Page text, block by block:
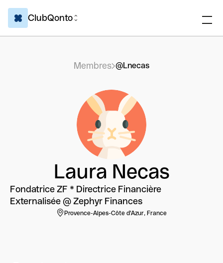
ClubQonto
Membres @Lnecas
Laura Necas
Fondatrice ZF * Directrice Financière
Externalisée @ Zephyr Finances
Provence-Alpes-Côte d'Azur, France